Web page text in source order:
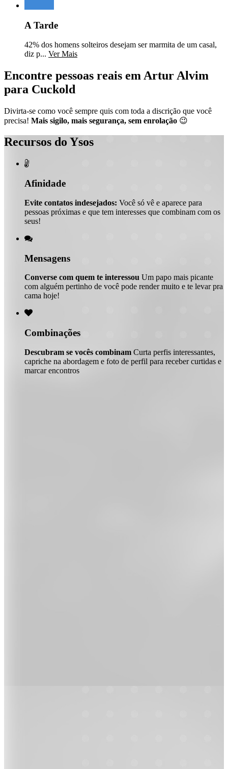
A Tarde
42% dos homens solteiros desejam ser marmita de um casal,
diz p... Ver Mais
Encontre pessoas reais em Artur Alvim
para Cuckold
Divirta-se como você sempre quis com toda a discrição que você
precisa! Mais sigilo, mais segurança, sem enrolação 😉
Recursos do Ysos

Afinidade
Evite contatos indesejados: Você só vê e aparece para
pessoas próximas e que tem interesses que combinam com os
seus!

Mensagens
Converse com quem te interessou Um papo mais picante
com alguém pertinho de você pode render muito e te levar pra
cama hoje!

Combinações
Descubram se vocês combinam Curta perfis interessantes,
capriche na abordagem e foto de perfil para receber curtidas e
marcar encontros